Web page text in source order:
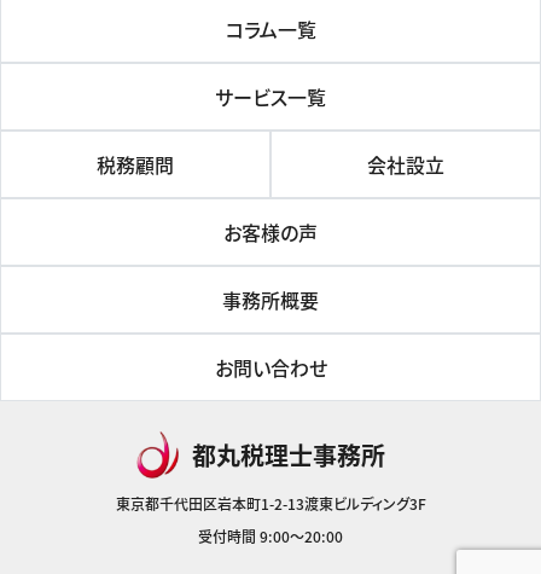
コラム一覧
サービス一覧
税務顧問 会社設立
お客様の声
事務所概要
お問い合わせ
都丸税理士事務所
東京都千代田区岩本町1-2-13渡東ビルディング3F
受付時間 9:00～20:00